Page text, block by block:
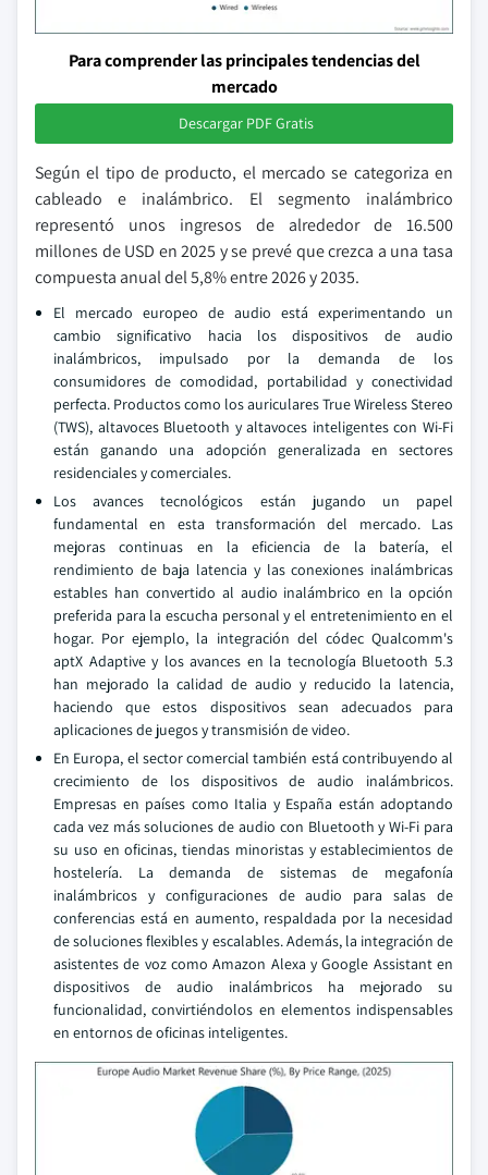
Para comprender las principales tendencias del
mercado
Descargar PDF Gratis
Según el tipo de producto, el mercado se categoriza en
cableado e inalámbrico. El segmento inalámbrico
representó unos ingresos de alrededor de 16.500
millones de USD en 2025 y se prevé que crezca a una tasa
compuesta anual del 5,8% entre 2026 y 2035.
El mercado europeo de audio está experimentando un
cambio significativo hacia los dispositivos de audio
inalámbricos, impulsado por la demanda de los
consumidores de comodidad, portabilidad y conectividad
perfecta. Productos como los auriculares True Wireless Stereo
(TWS), altavoces Bluetooth y altavoces inteligentes con Wi-Fi
están ganando una adopción generalizada en sectores
residenciales y comerciales.
Los avances tecnológicos están jugando un papel
fundamental en esta transformación del mercado. Las
mejoras continuas en la eficiencia de la batería, el
rendimiento de baja latencia y las conexiones inalámbricas
estables han convertido al audio inalámbrico en la opción
preferida para la escucha personal y el entretenimiento en el
hogar. Por ejemplo, la integración del códec Qualcomm's
aptX Adaptive y los avances en la tecnología Bluetooth 5.3
han mejorado la calidad de audio y reducido la latencia,
haciendo que estos dispositivos sean adecuados para
aplicaciones de juegos y transmisión de video.
En Europa, el sector comercial también está contribuyendo al
crecimiento de los dispositivos de audio inalámbricos.
Empresas en países como Italia y España están adoptando
cada vez más soluciones de audio con Bluetooth y Wi-Fi para
su uso en oficinas, tiendas minoristas y establecimientos de
hostelería. La demanda de sistemas de megafonía
inalámbricos y configuraciones de audio para salas de
conferencias está en aumento, respaldada por la necesidad
de soluciones flexibles y escalables. Además, la integración de
asistentes de voz como Amazon Alexa y Google Assistant en
dispositivos de audio inalámbricos ha mejorado su
funcionalidad, convirtiéndolos en elementos indispensables
en entornos de oficinas inteligentes.